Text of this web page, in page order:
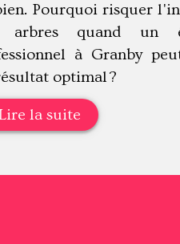
Pourquoi risquer
arbres quand un
à Granby
optimal ?
la suite